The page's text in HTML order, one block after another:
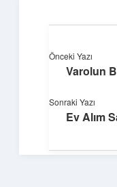
Önceki Yazı
Varolun
Sonraki Yazı
Ev Alım